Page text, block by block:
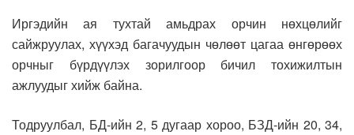
Иргэдийн ая тухтай амьдрах орчин нөхцөлийг
сайжруулах, хүүхэд багачуудын чөлөөт цагаа өнгөрөөх
орчныг бүрдүүлэх зорилгоор бичил тохижилтын
ажлуудыг хийж байна.
Тодруулбал, БД-ийн 2, 5 дугаар хороо, БЗД-ийн 20, 34,